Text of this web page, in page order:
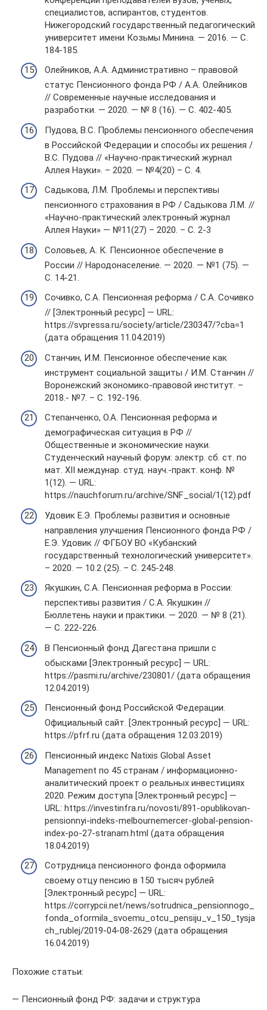
специалистов, аспирантов, студентов.
Нижегородский государственный педагогический
университет имени Козьмы Минина. — 2016. — С.
184-185.
Олейников, А.А. Административно – правовой
статус Пенсионного фонда РФ / А.А. Олейников
// Современные научные исследования и
разработки. — 2020. — № 8 (16). — С. 402-405.
Пудова, В.С. Проблемы пенсионного обеспечения
в Российской Федерации и способы их решения /
В.С. Пудова // «Научно-практический журнал
Аллея Науки». – 2020. — №4(20) – С. 4.
Садыкова, Л.М. Проблемы и перспективы
пенсионного страхования в РФ / Садыкова Л.М. //
«Научно-практический электронный журнал
Аллея Науки» — №11(27) – 2020. – С. 2-3
Соловьев, А. К. Пенсионное обеспечение в
России // Народонаселение. — 2020. — №1 (75). —
С. 14-21.
Сочивко, С.А. Пенсионная реформа / С.А. Сочивко
// [Электронный ресурс] — URL:
https://svpressa.ru/society/article/230347/?cba=1
(дата обращения 11.04.2019)
Станчин, И.М. Пенсионное обеспечение как
инструмент социальной защиты / И.М. Станчин //
Воронежский экономико-правовой институт. –
2018.- №7. – С. 192-196.
Степанченко, О.А. Пенсионная реформа и
демографическая ситуация в РФ //
Общественные и экономические науки.
Студенческий научный форум: электр. сб. ст. по
мат. XII междунар. студ. науч.-практ. конф. №
1(12). — URL:
https://nauchforum.ru/archive/SNF_social/1(12).pdf
Удовик Е.Э. Проблемы развития и основные
направления улучшения Пенсионного фонда РФ /
Е.Э. Удовик // ФГБОУ ВО «Кубанский
государственный технологический университет».
– 2020. — 10.2 (25). – С. 245-248.
Якушкин, С.А. Пенсионная реформа в России:
перспективы развития / С.А. Якушкин //
Бюллетень науки и практики. — 2020. — № 8 (21).
— С. 222-226.
В Пенсионный фонд Дагестана пришли с
обысками [Электронный ресурс] — URL:
https://pasmi.ru/archive/230801/ (дата обращения
12.04.2019)
Пенсионный фонд Российской Федерации.
Официальный сайт. [Электронный ресурс] — URL:
https://pfrf.ru (дата обращения 12.03.2019)
Пенсионный индекс Natixis Global Asset
Management по 45 странам / информационно-
аналитический проект о реальных инвестициях
2020. Режим доступа [Электронный ресурс] —
URL: https://investinfra.ru/novosti/891-opublikovan-
pensionnyi-indeks-melbournemercer-global-pension-
index-po-27-stranam.html (дата обращения
18.04.2019)
Сотрудница пенсионного фонда оформила
своему отцу пенсию в 150 тысяч рублей
[Электронный ресурс] — URL:
https://corrypcii.net/news/sotrudnica_pensionnogo_
fonda_oformila_svoemu_otcu_pensiju_v_150_tysja
ch_rublej/2019-04-08-2629 (дата обращения
16.04.2019)
Похожие статьи:
— Пенсионный фонд РФ: задачи и структура